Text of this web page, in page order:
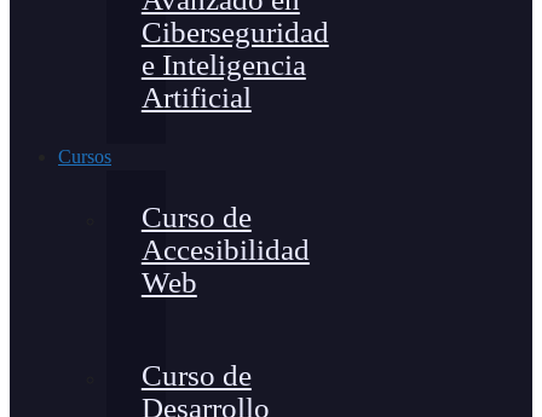
Ciberseguridad
e Inteligencia
Artificial
Cursos
Curso de
Accesibilidad
Web
Curso de
Desarrollo